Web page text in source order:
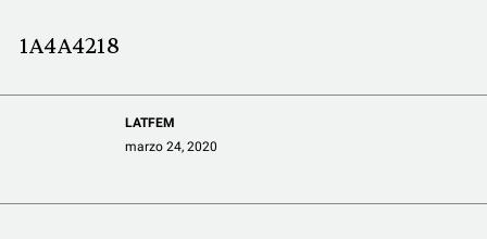
REDACCIÓN ABIERTA
LATFEMLAB.
1A4A4218
LATFEM
marzo 24, 2020